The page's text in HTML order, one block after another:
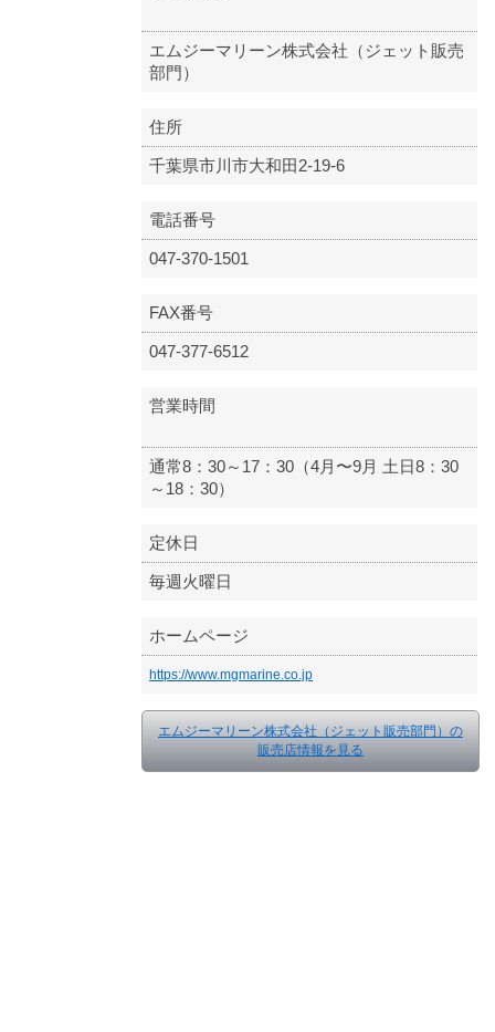
エムジーマリーン株式会社（ジェット販売
部門）
住所
千葉県市川市大和田2-19-6
電話番号
047-370-1501
FAX番号
047-377-6512
営業時間
通常8：30～17：30（4月〜9月 土日8：30
～18：30）
定休日
毎週火曜日
ホームページ
https://www.mgmarine.co.jp
エムジーマリーン株式会社（ジェット販売部門）の
販売店情報を見る